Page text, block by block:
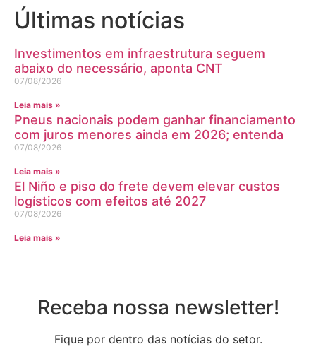
Últimas notícias
Investimentos em infraestrutura seguem
abaixo do necessário, aponta CNT
07/08/2026
Leia mais »
Pneus nacionais podem ganhar financiamento
com juros menores ainda em 2026; entenda
07/08/2026
Leia mais »
El Niño e piso do frete devem elevar custos
logísticos com efeitos até 2027
07/08/2026
Leia mais »
Receba nossa newsletter!
Fique por dentro das notícias do setor.